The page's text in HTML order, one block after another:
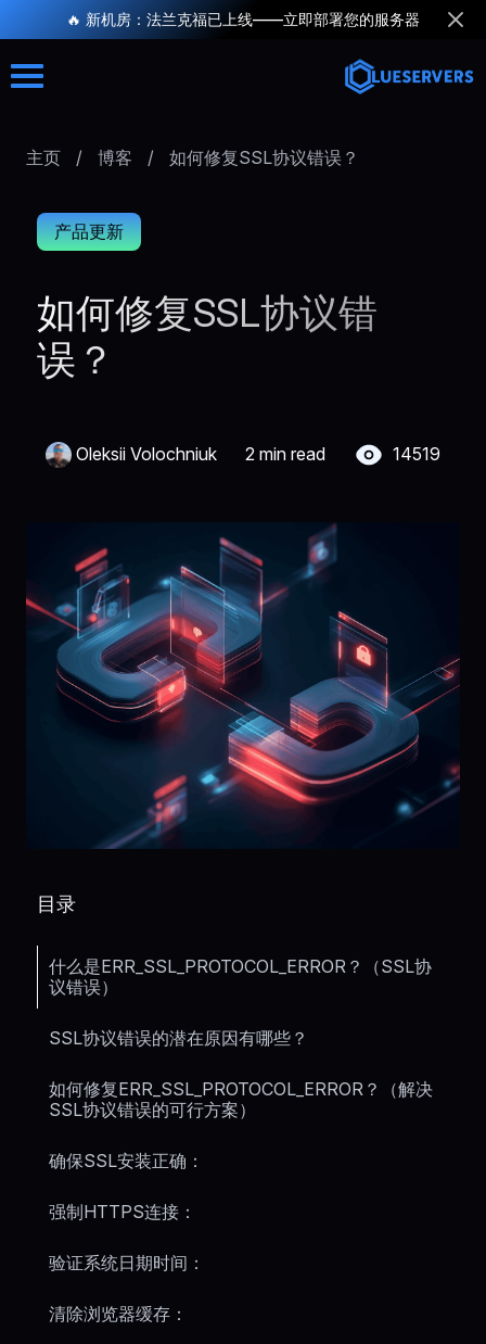
🔥 新机房：法兰克福已上线——立即部署您的服务器
主页 / 博客 / 如何修复SSL协议错误？
产品更新
如何修复SSL协议错
误？
2 min read 14519
Oleksii Volochniuk
目录
什么是ERR_SSL_PROTOCOL_ERROR？（SSL协
议错误）
SSL协议错误的潜在原因有哪些？
如何修复ERR_SSL_PROTOCOL_ERROR？（解决
SSL协议错误的可行方案）
确保SSL安装正确：
强制HTTPS连接：
验证系统日期时间：
清除浏览器缓存：